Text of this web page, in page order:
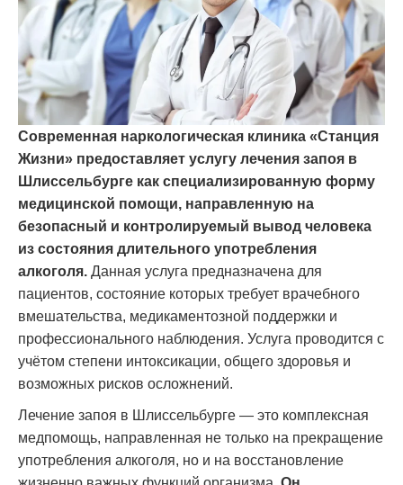
Современная наркологическая клиника «Станция
Жизни» предоставляет услугу лечения запоя в
Шлиссельбурге как специализированную форму
медицинской помощи, направленную на
безопасный и контролируемый вывод человека
из состояния длительного употребления
алкоголя. Данная услуга предназначена для
пациентов, состояние которых требует врачебного
вмешательства, медикаментозной поддержки и
профессионального наблюдения. Услуга проводится с
учётом степени интоксикации, общего здоровья и
возможных рисков осложнений.
Лечение запоя в Шлиссельбурге — это комплексная
медпомощь, направленная не только на прекращение
употребления алкоголя, но и на восстановление